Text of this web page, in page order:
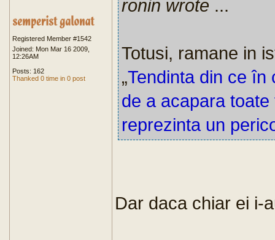
Registered Member #1542
Joined: Mon Mar 16 2009,
12:26AM
Posts: 162
Thanked 0 time in 0 post
ronin wrote ...
Totusi, ramane in
„Tendinta din ce în
de a acapara
reprezinta un
Dar daca chiar ei i-